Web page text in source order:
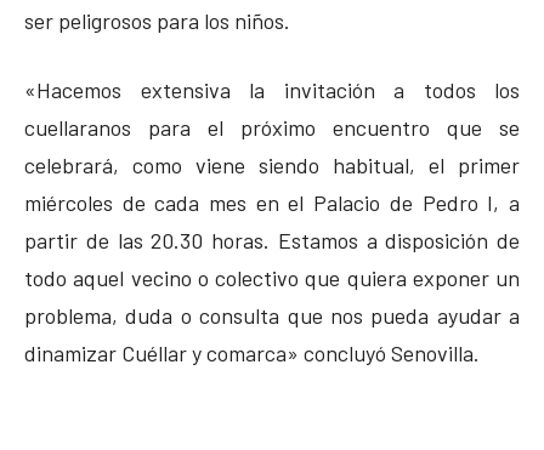
ser peligrosos para los niños.
«Hacemos extensiva la invitación a todos los
cuellaranos para el próximo encuentro que se
celebrará, como viene siendo habitual, el primer
miércoles de cada mes en el Palacio de Pedro I, a
partir de las 20.30 horas. Estamos a disposición de
todo aquel vecino o colectivo que quiera exponer un
problema, duda o consulta que nos pueda ayudar a
dinamizar Cuéllar y comarca» concluyó Senovilla.